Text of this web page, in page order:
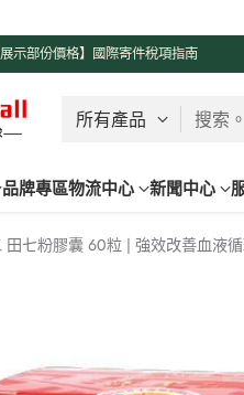
示部份價格】 國際寄件稅項指南
了解更多
搜索
品牌專區物流中心 新聞中心
田七粉膠囊 60粒 | 強效改善血液